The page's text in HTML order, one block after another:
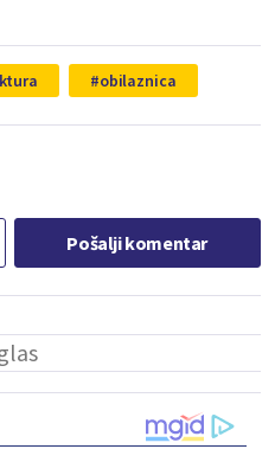
obilaznica
Pošalji komentar